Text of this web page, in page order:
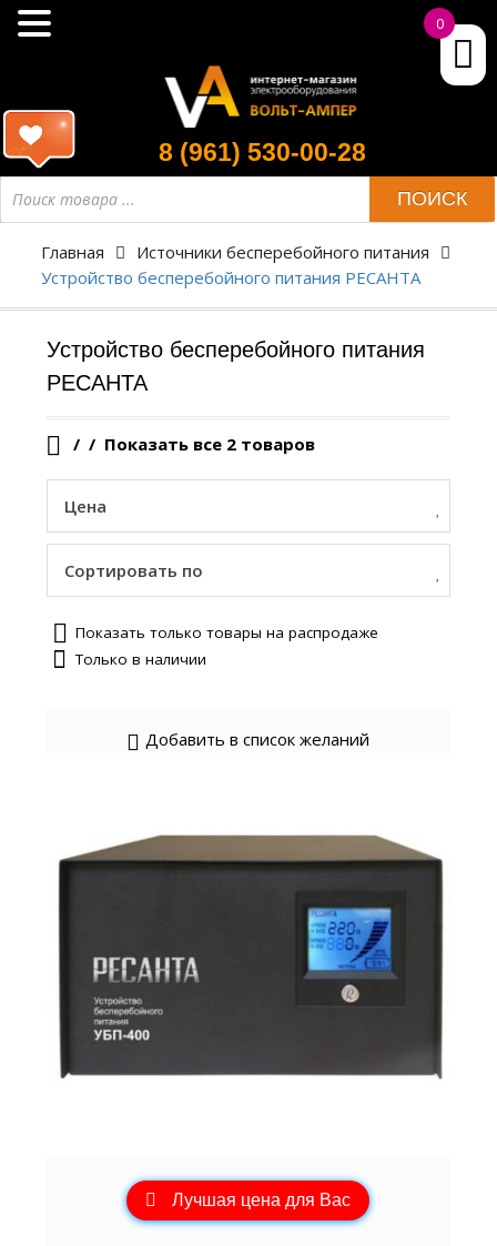
8 (961) 530-00-28
товара
ПОИСК
Главная
Источники бесперебойного питания
Устройство бесперебойного питания РЕСАНТА
Устройство бесперебойного питания
РЕСАНТА
/ Показать все 2 товаров
Цена
Сортировать по
Показать только товары на распродаже
Только в наличии
Добавить в список желаний
Лучшая цена для Вас
0